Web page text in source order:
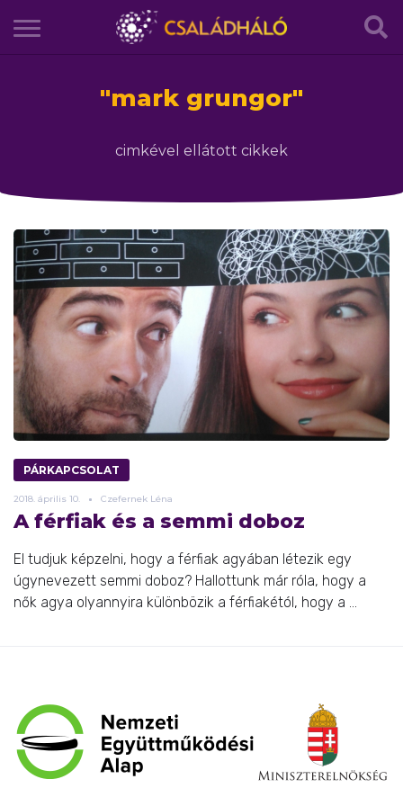
"mark grungor"
cimkével ellátott cikkek
PÁRKAPCSOLAT
2018. április 10. Czefernek Léna
A férfiak és a semmi doboz
El tudjuk képzelni, hogy a férfiak agyában létezik egy
úgynevezett semmi doboz? Hallottunk már róla, hogy a
nők agya olyannyira különbözik a férfiakétól, hogy a ...